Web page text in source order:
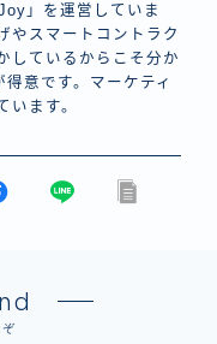
」を運営していま
やスマートコントラク
しているからこそ分か
意です。マーケティ
います。